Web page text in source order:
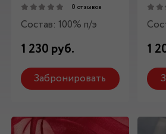
0 отзывов
Состав: 100% п/э
1 230 руб.
Забронировать
1